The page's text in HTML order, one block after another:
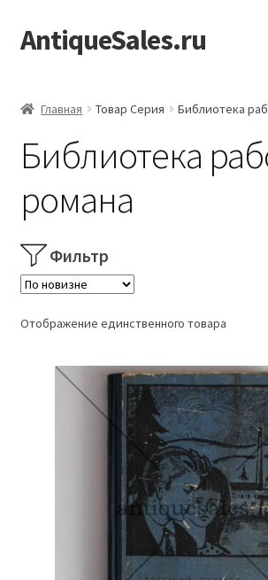
Перейти
к
Перейти
к
AntiqueSales.ru
Главная Товар Серия Библиотека
Библиотека
романа
Фильтр
Отображение единственного товара